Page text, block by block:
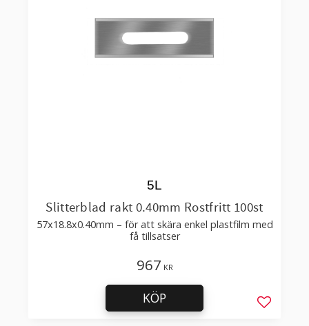
Slitterblad rakt 0.40mm Rostfritt 100st
57x18.8x0.40mm – för att skära enkel plastfilm med
få tillsatser
5L
967 KR
Lägg till
KÖP